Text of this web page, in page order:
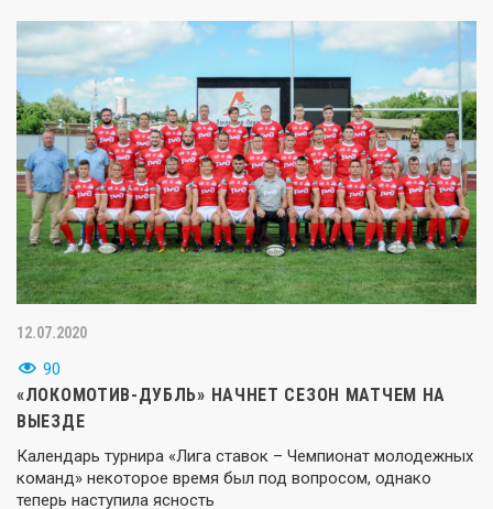
12.07.2020
90
«ЛОКОМОТИВ-ДУБЛЬ» НАЧНЕТ СЕЗОН МАТЧЕМ НА
ВЫЕЗДЕ
Календарь турнира «Лига ставок – Чемпионат молодежных
команд» некоторое время был под вопросом, однако
теперь наступила ясность